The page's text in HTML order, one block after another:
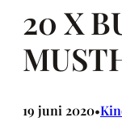
20 X
19 juni 2020•